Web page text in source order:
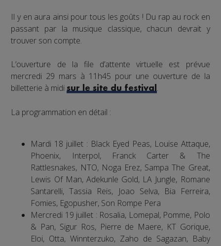
Il y en aura ainsi pour tous les goûts ! Du rap au rock en
passant par la musique classique, chacun devrait y
trouver son compte.
L’ouverture de la file d’attente virtuelle est prévue
mercredi 29 mars à 11h45 pour une ouverture de la
billetterie à midisur le site du festival.
La programmation en détail :
Mardi 18 juillet : Black Eyed Peas, Louise Attaque,
Phoenix, Interpol, Franck Carter & The
Rattlesnakes, NTO, Noga Erez, Sampa The Great,
Lewis Of Man, Adekunle Gold, LA Jungle, Romane
Santarelli, Tassia Reis, Joao Selva, Bia Ferreira,
Fomies, Egopusher, Son Rompe Pera
Mercredi 19 juillet : Rosalia, Lomepal, Pomme, Polo
& Pan, Sigur Ros, Pierre de Maere, KT Gorique,
Eloi, Otta, Winnterzuko, Zaho de Sagazan, Baby